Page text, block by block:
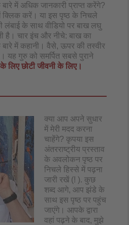
में अधिक जानकारी प्राप्त करेंगे?
क्लिक करें। या इस पृष्ठ के निचले
लंबाई के साथ वीडियो पर बाख लघु
है। चार इंच और नीचे: बाख का
में कहानी। वैसे, ऊपर की तस्वीर
यह गुरु को समर्पित सबसे पुराने
लिए छोटी जीवनी के लिए।
क्या आप अपने सुधार
में मेरी मदद करना
चाहेंगे? कृपया इस
अंतरराष्ट्रीय प्रस्ताव
के अवलोकन पृष्ठ पर
निचले हिस्से में पढ़ना
जारी रखें (! ). कुछ
शब्द आगे, आप झंडे के
साथ इस पृष्ठ पर पहुंच
जाएंगे। आपके द्वारा
वहां पढ़ने के बाद, मुझे